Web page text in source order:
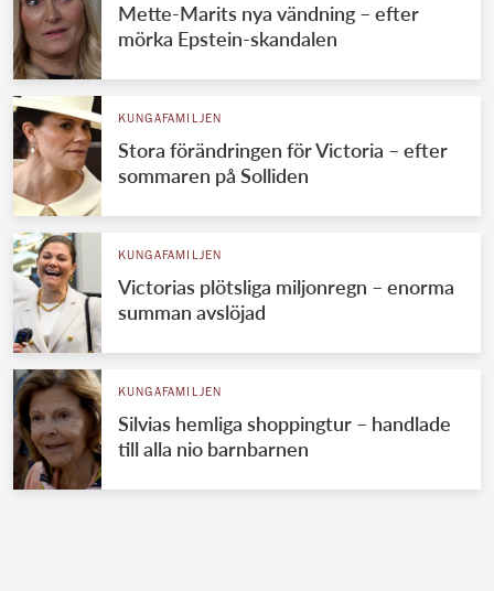
Mette-Marits nya vändning – efter
mörka Epstein-skandalen
KUNGAFAMILJEN
Stora förändringen för Victoria – efter
sommaren på Solliden
KUNGAFAMILJEN
Victorias plötsliga miljonregn – enorma
summan avslöjad
KUNGAFAMILJEN
Silvias hemliga shoppingtur – handlade
till alla nio barnbarnen